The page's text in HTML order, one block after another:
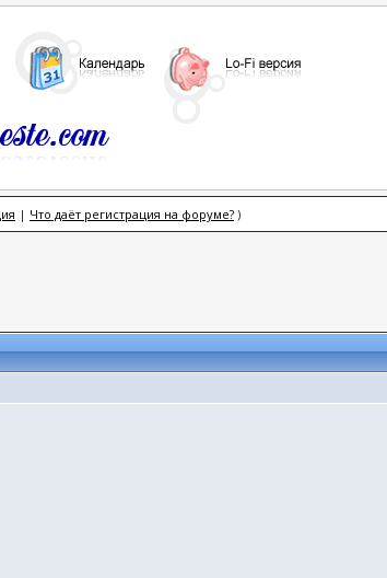
| Что даёт регистрация на форуме?)